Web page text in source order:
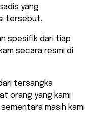
yang
tersebut.
spesifik dari tiap
secara resmi di
tersangka
orang yang kami
masih kami